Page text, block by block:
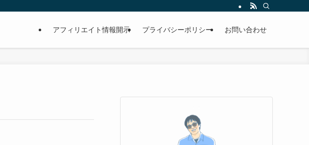
アフィリエイト情報開示 プライバシーポリシー お問い合わせ